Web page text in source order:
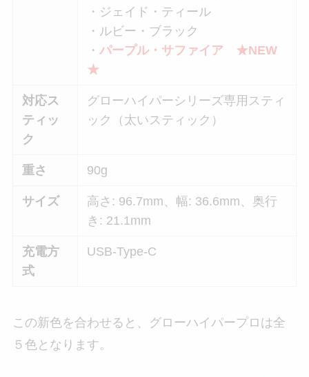
・ジェイド・ティール
・ルビー・ブラック
・パープル・サファイア
★NEW
★
対応ス
ティッ
ク
グローハイパーシリーズ専用スティ
ック（太いスティック）
重さ 90g
サイズ
高さ: 96.7mm、幅: 36.6mm、奥行
き: 21.1mm
充電方
式
USB-Type-C
この新色を合わせると、グローハイパープロは全
５色となります。